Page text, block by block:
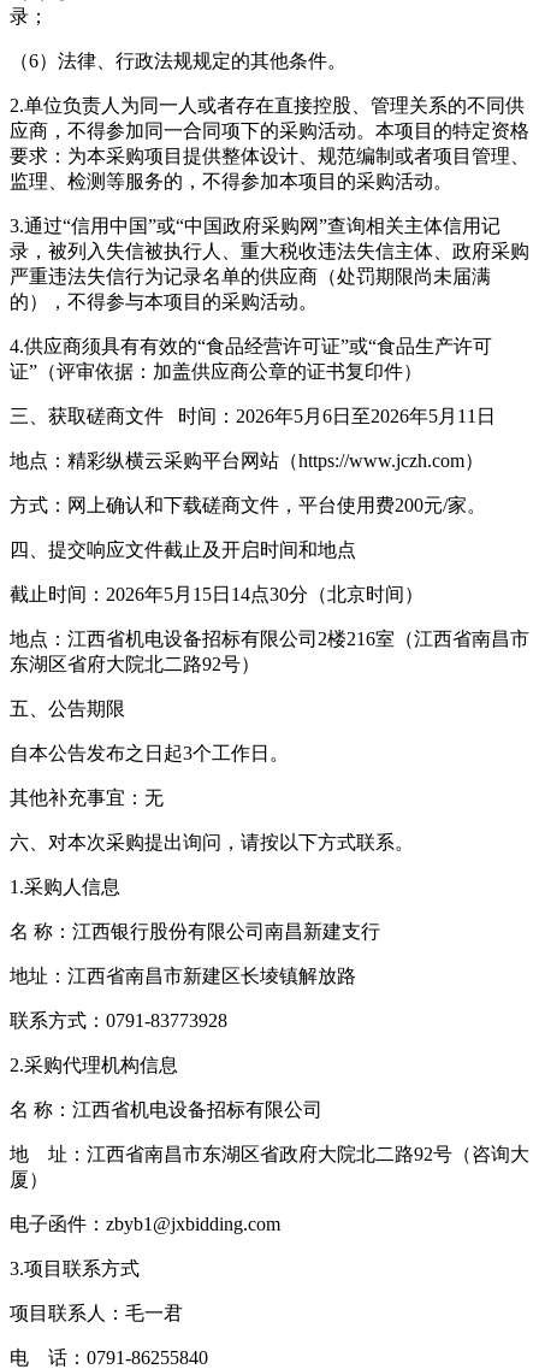
录；
（6）法律、行政法规规定的其他条件。
2.单位负责人为同一人或者存在直接控股、管理关系的不同供
应商，不得参加同一合同项下的采购活动。本项目的特定资格
要求：为本采购项目提供整体设计、规范编制或者项目管理、
监理、检测等服务的，不得参加本项目的采购活动。
3.通过“信用中国”或“中国政府采购网”查询相关主体信用记
录，被列入失信被执行人、重大税收违法失信主体、政府采购
严重违法失信行为记录名单的供应商（处罚期限尚未届满
的），不得参与本项目的采购活动。
4.供应商须具有有效的“食品经营许可证”或“食品生产许可
证”（评审依据：加盖供应商公章的证书复印件）
三、获取磋商文件 时间：2026年5月6日至2026年5月11日
地点：精彩纵横云采购平台网站（https://www.jczh.com）
方式：网上确认和下载磋商文件，平台使用费200元/家。
四、提交响应文件截止及开启时间和地点
截止时间：2026年5月15日14点30分（北京时间）
地点：江西省机电设备招标有限公司2楼216室（江西省南昌市
东湖区省府大院北二路92号）
五、公告期限
自本公告发布之日起3个工作日。
其他补充事宜：无
六、对本次采购提出询问，请按以下方式联系。
1.采购人信息
名 称：江西银行股份有限公司南昌新建支行
地址：江西省南昌市新建区长堎镇解放路
联系方式：0791-83773928
2.采购代理机构信息
名 称：江西省机电设备招标有限公司
地 址：江西省南昌市东湖区省政府大院北二路92号（咨询大
厦）
电子函件：zbyb1@jxbidding.com
3.项目联系方式
项目联系人：毛一君
电 话：0791-86255840